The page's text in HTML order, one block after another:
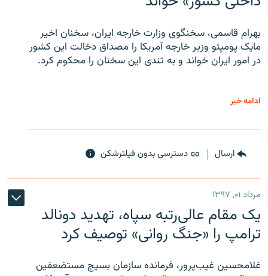
بهرام قاسمی، سخنگوی وزارت خارجه ایران، سخنان اخیر
مایک پومپئو وزیر خارجه آمریکا را مصداق دخالت این کشور
در امور ایران خواند و به تندی این سخنان را محکوم کرد.
ادامه خبر
ارسال دسترسی بدون فیلترشکن
مرداد ۰۱, ۱۳۹۷
یک مقام عالی‌رتبه سپاه، تهدید دونالد
ترامپ را «جنگ روانی» توصیف کرد
غلامحسین غیب‌پرور، فرمانده سازمان بسیج مستضعفین